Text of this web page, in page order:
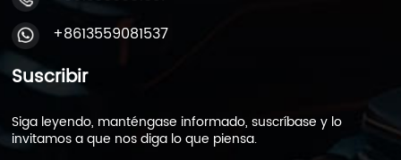
+8613559081537
Suscribir
Siga leyendo, manténgase informado, suscríbase y lo
invitamos a que nos diga lo que piensa.